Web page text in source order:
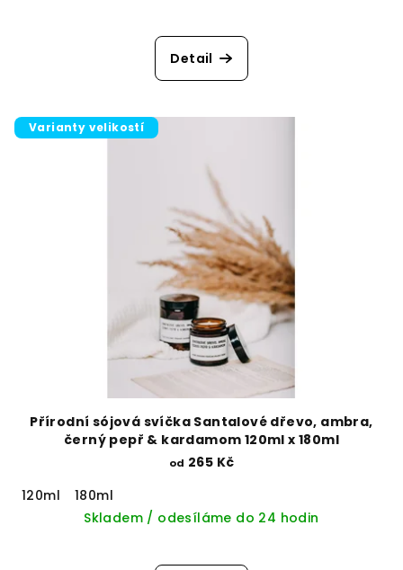
Detail
Varianty velikostí
Přírodní sójová svíčka Santalové dřevo, ambra,
černý pepř & kardamom 120ml x 180ml
od 265 Kč
120ml
180ml
Skladem / odesíláme do 24 hodin